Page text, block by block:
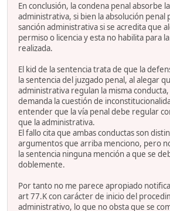
En conclusión, la condena penal absorbe
administrativa, si bien la absolución penal
sanción administrativa si se acredita que
permiso o licencia y esta no habilita para
realizada.
El kid de la sentencia trata de que la
la sentencia del juzgado penal, al alegar
administrativa regulan la misma
demanda la cuestión de
entender que la vía penal debe regular
que la administrativa.
El fallo cita que ambas conductas son
argumentos que arriba menciono, pero
la sentencia ninguna mención a que se
doblemente.
Por tanto no me parece apropiado
art 77.K con carácter de inicio del
administrativo, lo que no obsta que se